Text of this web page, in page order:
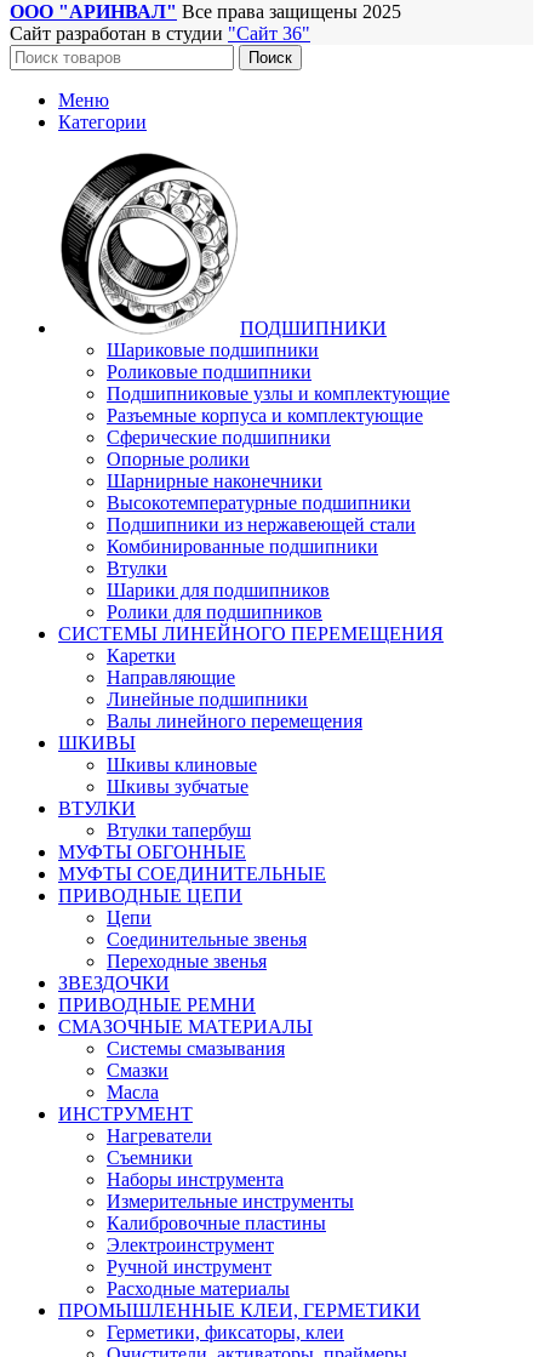
ООО "АРИНВАЛ" Все права защищены 2025
Сайт разработан в студии "Сайт 36"
Поиск
Меню
Категории
ПОДШИПНИКИ
Шариковые подшипники
Роликовые подшипники
Подшипниковые узлы и комплектующие
Разъемные корпуса и комплектующие
Сферические подшипники
Опорные ролики
Шарнирные наконечники
Высокотемпературные подшипники
Подшипники из нержавеющей стали
Комбинированные подшипники
Втулки
Шарики для подшипников
Ролики для подшипников
СИСТЕМЫ ЛИНЕЙНОГО ПЕРЕМЕЩЕНИЯ
Каретки
Направляющие
Линейные подшипники
Валы линейного перемещения
ШКИВЫ
Шкивы клиновые
Шкивы зубчатые
ВТУЛКИ
Втулки тапербуш
МУФТЫ ОБГОННЫЕ
МУФТЫ СОЕДИНИТЕЛЬНЫЕ
ПРИВОДНЫЕ ЦЕПИ
Цепи
Соединительные звенья
Переходные звенья
ЗВЕЗДОЧКИ
ПРИВОДНЫЕ РЕМНИ
СМАЗОЧНЫЕ МАТЕРИАЛЫ
Системы смазывания
Смазки
Масла
ИНСТРУМЕНТ
Нагреватели
Съемники
Наборы инструмента
Измерительные инструменты
Калибровочные пластины
Электроинструмент
Ручной инструмент
Расходные материалы
ПРОМЫШЛЕННЫЕ КЛЕИ, ГЕРМЕТИКИ
Герметики, фиксаторы, клеи